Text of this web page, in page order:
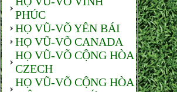
PHÚC
HỌ VŨ-VÕ YÊN BÁI
HỌ VŨ-VÕ CANADA
HỌ VŨ-VÕ CỘNG HÒA
CZECH
HỌ VŨ-VÕ CỘNG HÒA